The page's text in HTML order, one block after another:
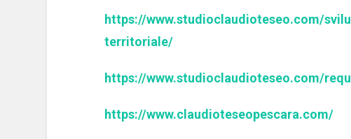
https://www.studioclaudioteseo.com/
territoriale/
https://www.studioclaudioteseo.com/
https://www.claudioteseopescara.com/